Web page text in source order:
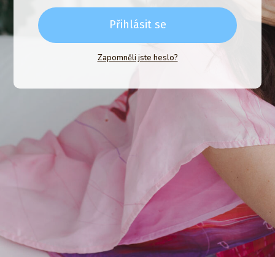
Přihlásit se
Zapomněli jste heslo?